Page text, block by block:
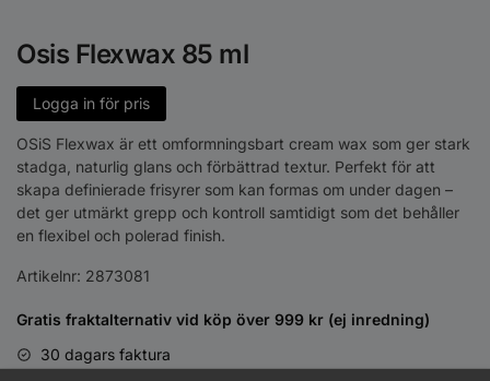
Osis Flexwax 85 ml
Logga in för pris
OSiS Flexwax är ett omformningsbart cream wax som ger stark
stadga, naturlig glans och förbättrad textur. Perfekt för att
skapa definierade frisyrer som kan formas om under dagen –
det ger utmärkt grepp och kontroll samtidigt som det behåller
en flexibel och polerad finish.
Artikelnr: 2873081
Gratis fraktalternativ vid köp över 999 kr (ej inredning)
30 dagars faktura